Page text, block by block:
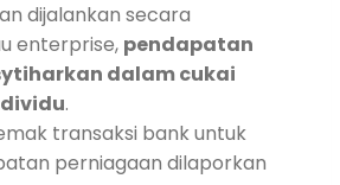
dijalankan secara
enterprise, pendapatan
dalam cukai
.
transaksi bank untuk
perniagaan dilaporkan